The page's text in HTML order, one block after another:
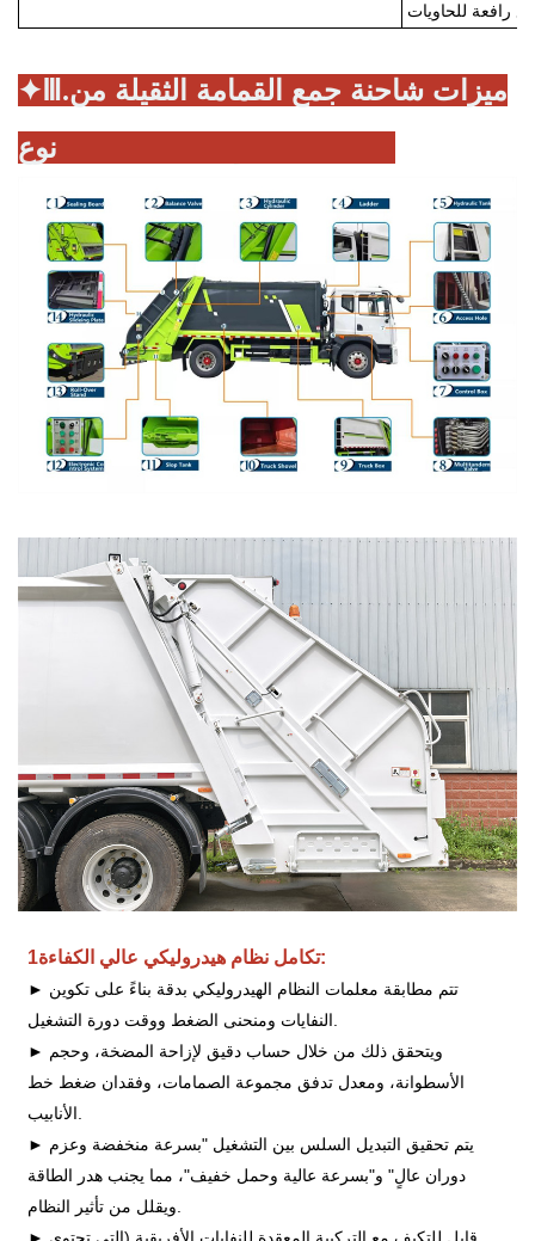
✦Ⅲ.ميزات شاحنة جمع القمامة الثقيلة من
1 تكامل نظام هيدروليكي عالي الكفاءة:
► تتم مطابقة معلمات النظام الهيدروليكي بدقة بناءً على تكوين
► ويتحقق ذلك من خلال حساب دقيق لإزاحة المضخة، وحجم
الأسطوانة، ومعدل تدفق مجموعة الصمامات، وفقدان ضغط خط
► يتم تحقيق التبديل السلس بين التشغيل "بسرعة منخفضة وعزم
دوران عالٍ" و"بسرعة عالية وحمل خفيف"، مما يجنب هدر الطاقة
► قابل للتكيف مع التركيبة المعقدة للنفايات الأفريقية (التي تحتوي